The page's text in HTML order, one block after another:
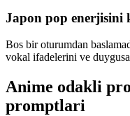
Japon pop enerjisini
Bos bir oturumdan
vokal ifadelerini ve
Anime odakli
promptlari